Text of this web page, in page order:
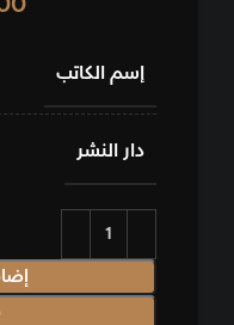
إسم الكاتب
دار النشر